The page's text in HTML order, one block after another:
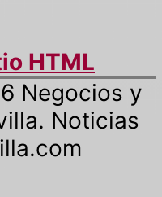
HTML
Negocios y
Noticias